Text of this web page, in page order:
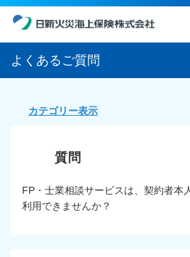
よくあるご質問
カテゴリー表示
FP・士業相談サービスは、契約者本
利用できませんか？